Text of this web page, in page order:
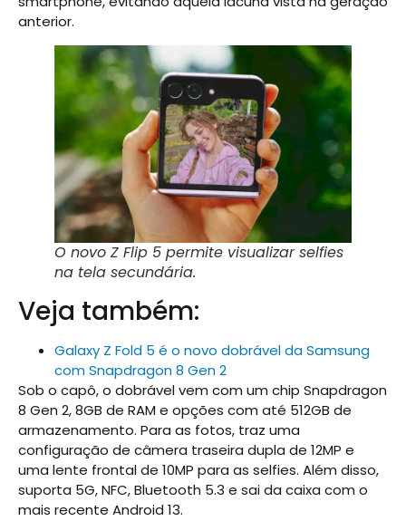
anterior.
O novo Z Flip 5 permite visualizar selfies
na tela secundária.
Veja também:
Galaxy Z Fold 5 é o novo dobrável da Samsung
com Snapdragon 8 Gen 2
Sob o capô, o dobrável vem com um chip Snapdragon
8 Gen 2, 8GB de RAM e opções com até 512GB de
armazenamento. Para as fotos, traz uma
configuração de câmera traseira dupla de 12MP e
uma lente frontal de 10MP para as selfies. Além disso,
suporta 5G, NFC, Bluetooth 5.3 e sai da caixa com o
mais recente Android 13.